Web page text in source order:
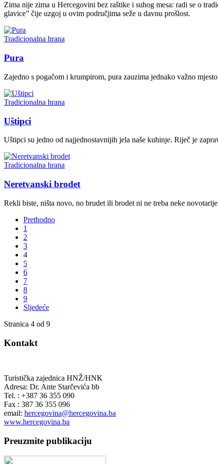
Zima nije zima u Hercegovini bez raštike i suhog mesa: radi se o
glavice” čije uzgoj u ovim područjima seže u davnu prošlost.
Tradicionalna hrana
Pura
Zajedno s pogačom i krumpirom, pura zauzima jednako važno
Tradicionalna hrana
Uštipci
Uštipci su jedno od najjednostavnijih jela naše kuhinje. Riječ je
Tradicionalna hrana
Neretvanski brodet
Rekli biste, ništa novo, no brudet ili brodet ni ne treba neke
Prethodno
1
2
3
4
5
6
7
8
9
Sljedeće
Stranica 4 od 9
Kontakt
Turistička zajednica HNŽ/HNK
Adresa: Dr. Ante Starčevića bb
Tel. : +387 36 355 090
Fax : 387 36 355 096
email: hercegovina@hercegovina.ba
www.hercegovina.ba
Preuzmite publikaciju